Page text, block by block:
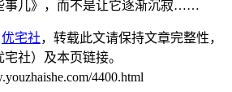
事儿》，而不是让它逐渐沉寂……
优宅社，转载此文请保持文章完整性，
社）及本页链接。
4400.html